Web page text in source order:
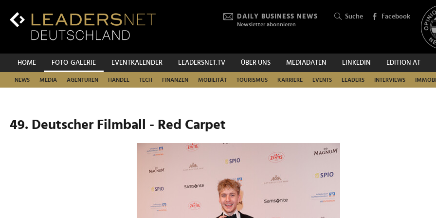
Inhalt
Hauptnavigation
DAILY BUSINESS NEWS
Newsletter abonnieren
Suche Facebook
HOME FOTO-GALERIE EVENTKALENDER LEADERSNET.TV ÜBER UNS MEDIADATEN LINKEDIN EDITION AT
NEWS MEDIA AGENTUREN HANDEL TECH FINANZEN MOBILITÄT TOURISMUS KARRIERE EVENTS LEADERS INTERVIEWS
SUCHEN
49. Deutscher Filmball - Red Carpet